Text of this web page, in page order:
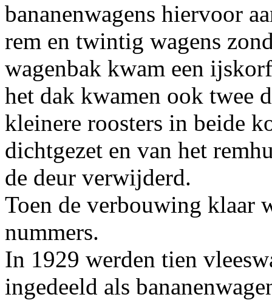
bananenwagens hiervoor
rem en twintig wagens
wagenbak kwam een
het dak kwamen ook twee
kleinere roosters in beide
dichtgezet en van het
de deur verwijderd.
Toen de verbouwing klaar
nummers.
In 1929 werden tien
ingedeeld als